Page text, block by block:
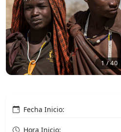
1 / 40
Fecha Inicio:
Hora Inicio: